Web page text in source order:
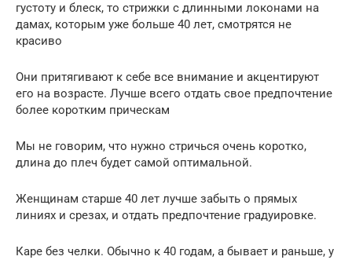
густоту и блеск, то стрижки с длинными локонами на
дамах, которым уже больше 40 лет, смотрятся не
красиво
Они притягивают к себе все внимание и акцентируют
его на возрасте. Лучше всего отдать свое предпочтение
более коротким прическам
Мы не говорим, что нужно стричься очень коротко,
длина до плеч будет самой оптимальной.
Женщинам старше 40 лет лучше забыть о прямых
линиях и срезах, и отдать предпочтение градуировке.
Каре без челки. Обычно к 40 годам, а бывает и раньше, у